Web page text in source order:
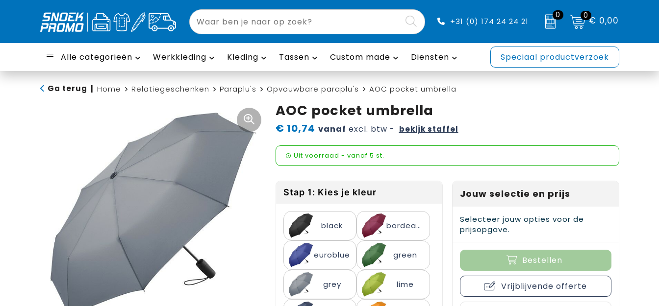
+31 (0) 174 24 24 21
0 0€ 0,00
Alle categorieën Werkkleding Kleding Tassen Custom made Diensten Speciaal productverzoek
Ga terug Home Relatiegeschenken Paraplu's Opvouwbare paraplu's AOC pocket umbrella
AOC pocket umbrella
€ 10,74 vanaf excl. btw - bekijk staffel
Uit voorraad - vanaf 5 st.
Stap 1: Kies je kleur
black bordeaux
euroblue green
grey lime
Jouw selectie en prijs
Selecteer jouw opties voor de
prijsopgave.
Bestellen
Vrijblijvende offerte